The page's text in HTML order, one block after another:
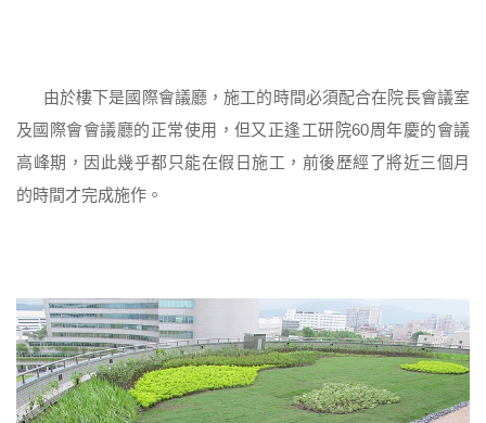
由於樓下是國際會議廳，施工的時間必須配合在院長會議室
及國際會會議廳的正常使用，但又正逢工研院60周年慶的會議
高峰期，因此幾乎都只能在假日施工，前後歷經了將近三個月
的時間才完成施作。